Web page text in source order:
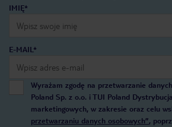
IMIĘ*
E-MAIL*
Wyrażam zgodę na przetwarzanie
Poland Sp. z o.o. i TUI Poland
marketingowych, w zakresie oraz celu
przetwarzaniu danych osobowych”,